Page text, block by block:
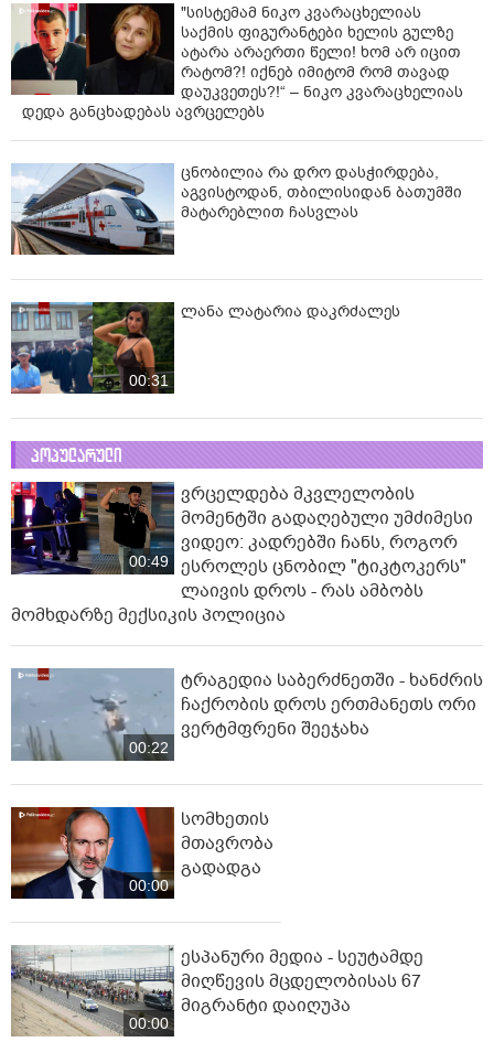
"სისტემამ ნიკო კვარაცხელიას
საქმის ფიგურანტები ხელის გულზე
ატარა არაერთი წელი! ხომ არ იცით
რატომ?! იქნებ იმიტომ რომ თავად
დაუკვეთეს?!“ – ნიკო კვარაცხელიას
დედა განცხადებას ავრცელებს
ცნობილია რა დრო დასჭირდება,
აგვისტოდან, თბილისიდან ბათუმში
მატარებლით ჩასვლას
00:31
ლანა ლატარია დაკრძალეს
პოპულარული
00:49
ვრცელდება მკვლელობის
მომენტში გადაღებული უმძიმესი
ვიდეო: კადრებში ჩანს, როგორ
ესროლეს ცნობილ "ტიკტოკერს"
ლაივის დროს - რას ამბობს
მომხდარზე მექსიკის პოლიცია
00:22
ტრაგედია საბერძნეთში - ხანძრის
ჩაქრობის დროს ერთმანეთს ორი
ვერტმფრენი შეეჯახა
00:00
სომხეთის
მთავრობა
გადადგა
00:00
ესპანური მედია - სეუტამდე
მიღწევის მცდელობისას 67
მიგრანტი დაიღუპა